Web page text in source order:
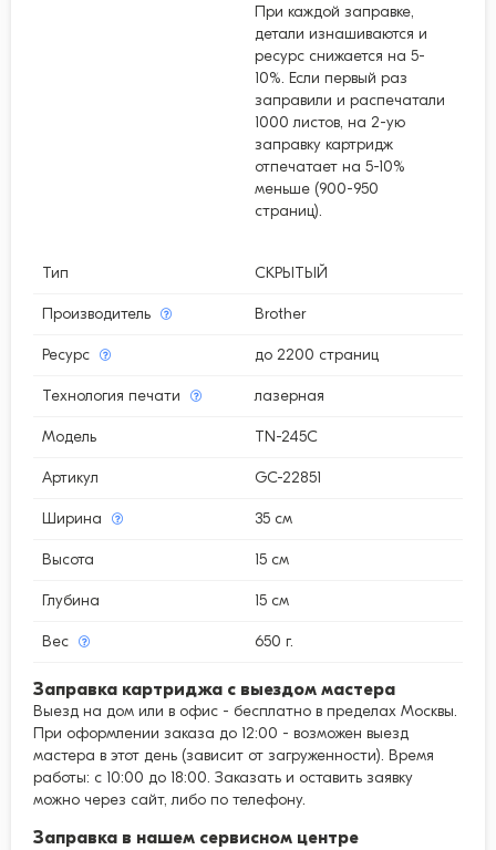
При каждой заправке,
детали изнашиваются и
ресурс снижается на 5-
10%. Если первый раз
заправили и распечатали
1000 листов, на 2-ую
заправку картридж
отпечатает на 5-10%
меньше (900-950
страниц).
Тип СКРЫТЫЙ
Производитель Brother
Ресурс до 2200 страниц
Технология печати лазерная
Модель TN-245C
Артикул GC-22851
Ширина 35 см
Высота 15 см
Глубина 15 см
Вес 650 г.
Заправка картриджа с выездом мастера
Выезд на дом или в офис - бесплатно в пределах Москвы.
При оформлении заказа до 12:00 - возможен выезд
мастера в этот день (зависит от загруженности). Время
работы: с 10:00 до 18:00. Заказать и оставить заявку
можно через сайт, либо по телефону.
Заправка в нашем сервисном центре